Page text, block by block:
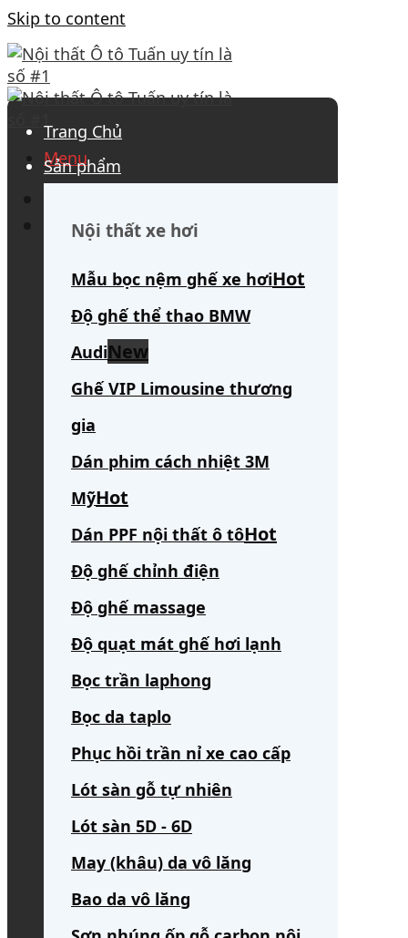
Skip to content
Menu
Search for:
Trang Chủ
Sản phẩm
Nội thất xe hơi
Mẫu bọc nệm ghế xe hơi
Độ ghế thể thao BMW
Audi
Ghế VIP Limousine thương
gia
Dán phim cách nhiệt 3M
Mỹ
Dán PPF nội thất ô tô
Độ ghế chỉnh điện
Độ ghế massage
Độ quạt mát ghế hơi lạnh
Bọc trần laphong
Bọc da taplo
Phục hồi trần nỉ xe cao cấp
Lót sàn gỗ tự nhiên
Lót sàn 5D - 6D
May (khâu) da vô lăng
Bao da vô lăng